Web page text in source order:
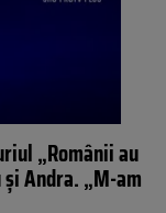
„Românii au
Andra. „M-am